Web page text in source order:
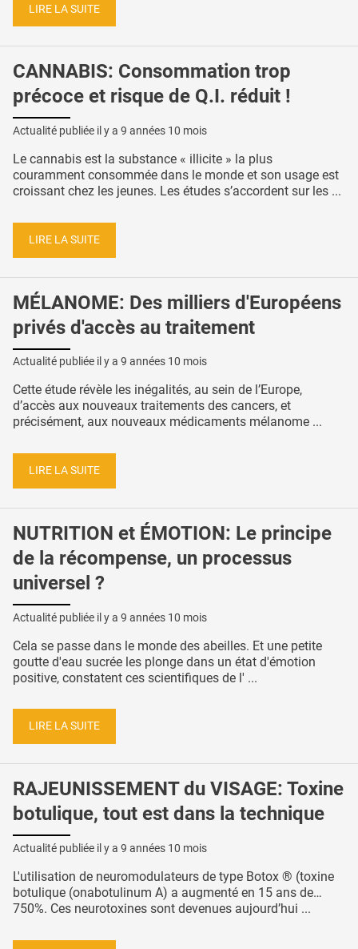
LIRE LA SUITE
CANNABIS: Consommation trop
précoce et risque de Q.I. réduit !
Actualité publiée il y a 9 années 10 mois
Le cannabis est la substance « illicite » la plus
couramment consommée dans le monde et son usage est
croissant chez les jeunes. Les études s’accordent sur les ...
LIRE LA SUITE
MÉLANOME: Des milliers d'Européens
privés d'accès au traitement
Actualité publiée il y a 9 années 10 mois
Cette étude révèle les inégalités, au sein de l’Europe,
d’accès aux nouveaux traitements des cancers, et
précisément, aux nouveaux médicaments mélanome ...
LIRE LA SUITE
NUTRITION et ÉMOTION: Le principe
de la récompense, un processus
universel ?
Actualité publiée il y a 9 années 10 mois
Cela se passe dans le monde des abeilles. Et une petite
goutte d'eau sucrée les plonge dans un état d'émotion
positive, constatent ces scientifiques de l' ...
LIRE LA SUITE
RAJEUNISSEMENT du VISAGE: Toxine
botulique, tout est dans la technique
Actualité publiée il y a 9 années 10 mois
L'utilisation de neuromodulateurs de type Botox ® (toxine
botulique (onabotulinum A) a augmenté en 15 ans de…
750%. Ces neurotoxines sont devenues aujourd’hui ...